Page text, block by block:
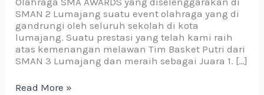
SMAN 2 Lumajang suatu event olahraga yang di
gandrungi oleh seluruh sekolah di kota
lumajang. Suatu prestasi yang telah kami raih
atas kemenangan melawan Tim Basket Putri dari
SMAN 3 Lumajang dan meraih sebagai Juara 1. […]
Read More »